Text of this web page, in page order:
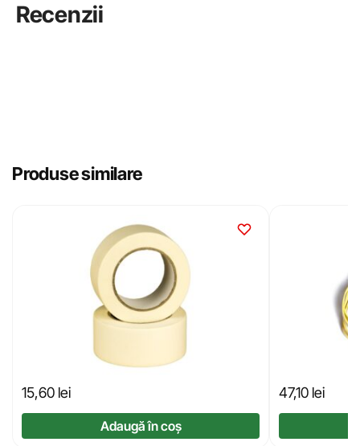
Recenzii
Produse similare
15,60 lei
Adaugă în coș
47,10 lei